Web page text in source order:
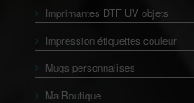
Imprimantes DTF UV objets
Impression étiquettes couleur
Mugs personnalises
Ma Boutique